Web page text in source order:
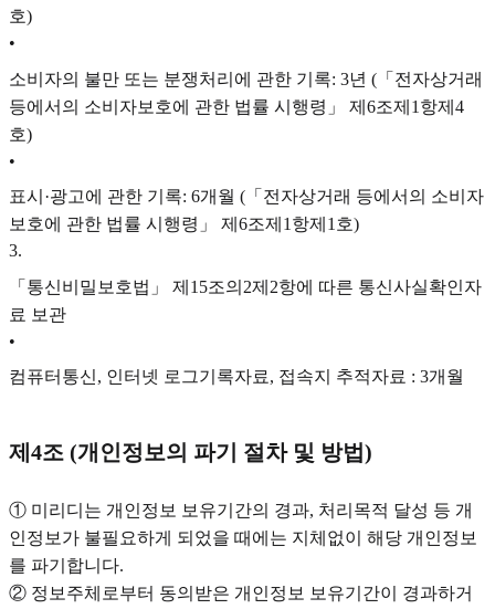
호)
•
소비자의 불만 또는 분쟁처리에 관한 기록: 3년 (「전자상거래
등에서의 소비자보호에 관한 법률 시행령」 제6조제1항제4
호)
•
표시·광고에 관한 기록: 6개월 (「전자상거래 등에서의 소비자
보호에 관한 법률 시행령」 제6조제1항제1호)
3.
「통신비밀보호법」 제15조의2제2항에 따른 통신사실확인자
료 보관
•
컴퓨터통신, 인터넷 로그기록자료, 접속지 추적자료 : 3개월
제4조 (개인정보의 파기 절차 및 방법)
① 미리디는 개인정보 보유기간의 경과, 처리목적 달성 등 개
인정보가 불필요하게 되었을 때에는 지체없이 해당 개인정보
를 파기합니다.
② 정보주체로부터 동의받은 개인정보 보유기간이 경과하거